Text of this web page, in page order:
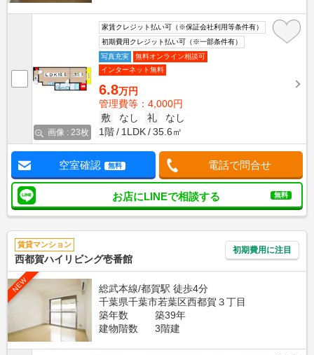
画像 : 23枚
家賃クレジット払い可（※保証会社利用等条件有）
初期費用クレジット払い可（※一部条件有）
写真充実
無料オンライン相談可
インターネット無料
6.8万円
管理費等：4,000円
敷
なし 礼
なし
1階
1LDK 35.6㎡
空室確認 無料 電話で問合せ
お店にLINEで相談する 無料
賃貸マンション
西都賀ハイリビング壱番館
初期費用に注目
NEW
総武本線/都賀駅 徒歩4分
千葉県千葉市若葉区西都賀３丁目
築年数
築39年
建物階数
3階建